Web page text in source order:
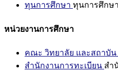
ทุนการศึกษา ทุนการศึกษา
หน่วยงานการศึกษา
คณะ วิทยาลัย และสถาบัน
สำนักงานการทะเบียน สำ